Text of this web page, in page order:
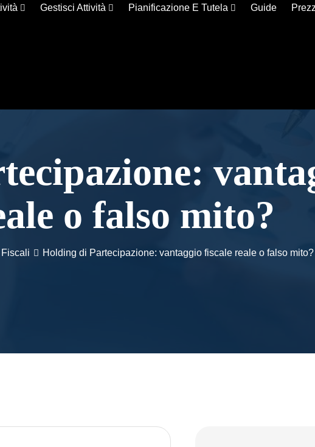
Gestisci Attività Pianificazione E Tutela Guide
o falso mito?
Holding di Partecipazione: vantaggio fiscale reale o falso mito?